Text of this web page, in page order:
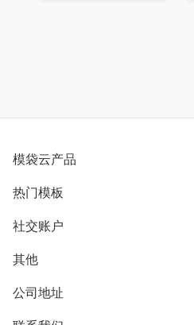
模袋云产品
别墅设计营销
模型协同展示分享
别墅社区
热门模板
欧式别墅
中式别墅
社交账户
B站
抖音
微信公众号
其他
用户服务协议
隐私政策
公司地址